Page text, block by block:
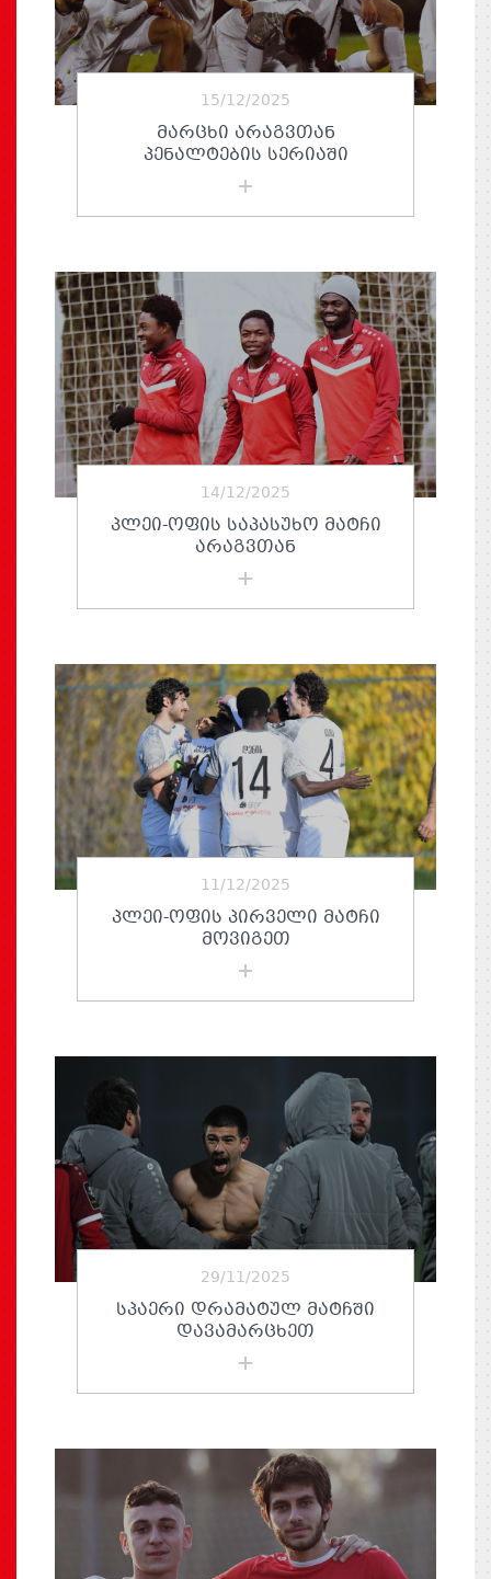
15/12/2025
ᲛᲐᲠᲪᲮᲘ ᲐᲠᲐᲒᲕᲗᲐᲜ
ᲞᲔᲜᲐᲚᲢᲔᲑᲘᲡ ᲡᲔᲠᲘᲐᲨᲘ
14/12/2025
ᲞᲚᲔᲘ-ᲝᲤᲘᲡ ᲡᲐᲞᲐᲡᲣᲮᲝ ᲛᲐᲢᲩᲘ
ᲐᲠᲐᲒᲕᲗᲐᲜ
11/12/2025
ᲞᲚᲔᲘ-ᲝᲤᲘᲡ ᲞᲘᲠᲕᲔᲚᲘ ᲛᲐᲢᲩᲘ
ᲛᲝᲕᲘᲒᲔᲗ
29/11/2025
ᲡᲞᲐᲔᲠᲘ ᲓᲠᲐᲛᲐᲢᲣᲚ ᲛᲐᲢᲩᲨᲘ
ᲓᲐᲕᲐᲛᲐᲠᲪᲮᲔᲗ